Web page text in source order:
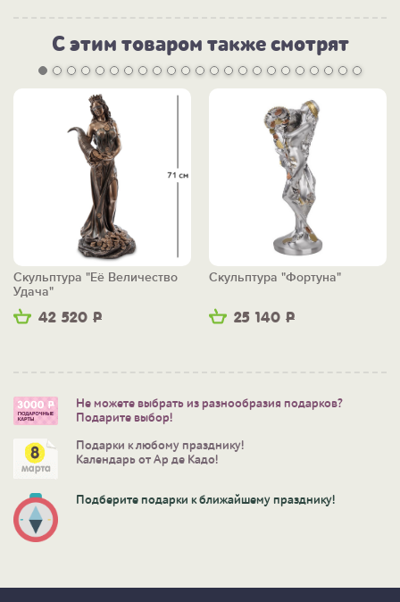
С этим товаром также смотрят
42 520 Р
Скульптура "Её Величество
Удача"
25 140 Р
Скульптура "Фортуна"
Не можете выбрать из разнообразия подарков?
Подарите выбор!
Подарки к любому празднику!
Календарь от Ар де Кадо!
Подберите подарки к ближайшему празднику!